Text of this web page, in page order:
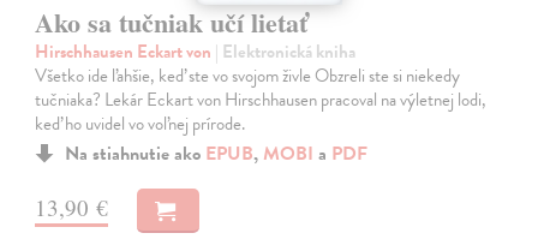
Ako sa tučniak učí lietať
Hirschhausen Eckart von | Elektronická kniha
Všetko ide ľahšie, keď ste vo svojom živle Obzreli ste si niekedy
tučniaka? Lekár Eckart von Hirschhausen pracoval na výletnej lodi,
keď ho uvidel vo voľnej prírode.
Na stiahnutie ako EPUB, MOBI a PDF
13,90 €